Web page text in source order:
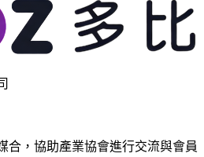
合，協助產業協會進行交流與會員